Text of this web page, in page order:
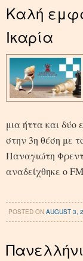
Καλή
Ικαρία
μια ήττα και δύο
στην 3η θέση με
Παναγιώτη
αναδείχθηκε ο
POSTED ONAUGUST 3,